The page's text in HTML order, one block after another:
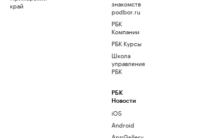
край
знакомств
podbor.ru
РБК
Компании
РБК Курсы
Школа
управления
РБК
РБК
Новости
iOS
Android